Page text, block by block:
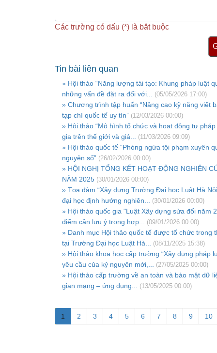
Các trường có dấu (*) là bắt buộc
Tin bài liên quan
» Hội thảo “Năng lượng tái tạo: Khung pháp luật
những vấn đề đặt ra đối với...
(05/05/2026 17:00)
» Chương trình tập huấn “Nâng cao kỹ năng viết
tạp chí quốc tế uy tín” (12/03/2026 00:00)
» Hội thảo “Mô hình tổ chức và hoạt động tư
gia trên thế giới và giá...
(11/03/2026 09:09)
» Hội thảo quốc tế “Phòng ngừa tội phạm xuyên
nguyên số” (26/02/2026 00:00)
» HỘI NGHỊ TỔNG KẾT HOẠT ĐỘNG NGHIÊN
NĂM 2025 (30/01/2026 00:00)
» Tọa đàm “Xây dựng Trường Đại học Luật Hà
đại học định hướng nghiên...
(30/01/2026 00:00)
» Hội thảo quốc gia "Luật Xây dựng sửa đổi năm
điểm cần lưu ý trong hợp...
(09/01/2026 00:00)
» Danh mục Hội thảo quốc tế được tổ chức trong
tại Trường Đại học Luật Hà...
(08/11/2025 15:38)
» Hội thảo khoa học cấp trường “Xây dựng pháp
yêu cầu của kỷ nguyên mới,...
(27/05/2025 00:00)
» Hội thảo cấp trường về an toàn và bảo mật dữ
gian mạng – ứng dụng...
(13/05/2025 00:00)
1 2 3 4 5 6 7 8 9 10